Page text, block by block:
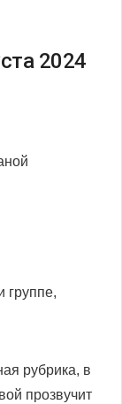
2024
группе,
рубрика, в
прозвучит